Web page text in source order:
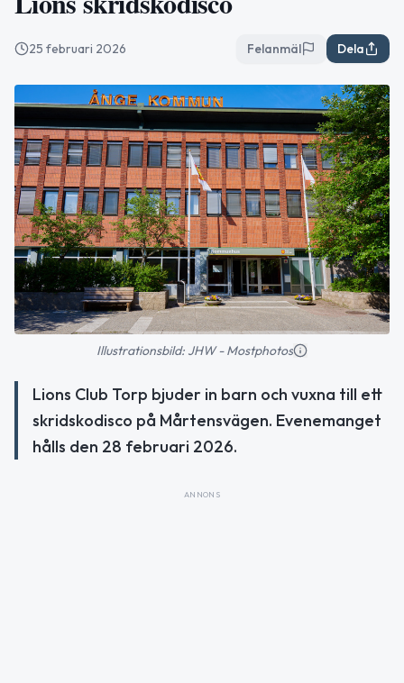
25 februari 2026 Felanmäl Dela
Illustrationsbild: JHW - Mostphotos
Lions Club Torp bjuder in barn och vuxna till ett
skridskodisco på Mårtensvägen. Evenemanget
hålls den 28 februari 2026.
ANNONS